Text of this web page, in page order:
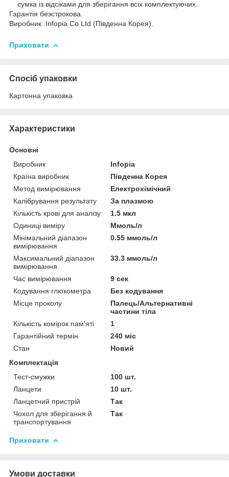
сумка із відсіками для зберігання всіх комплектуючих.
Гарантія безстрокова.
Виробник: Infopia Co Ltd (Південна Корея).
Приховати
Спосіб упаковки
Картонна упаковка
Характеристики
Основні
Виробник
Infopia
Країна виробник
Південна Корея
Метод вимірювання
Електрохімічний
Калібрування результату
За плазмою
Кількість крові для аналізу
1.5 мкл
Одиниці виміру
Ммоль/л
Мінімальний діапазон
вимірювання
0.55 ммоль/л
Максимальний діапазон
вимірювання
33.3 ммоль/л
Час вимірювання
9 сек
Кодування глюкометра
Без кодування
Місце проколу
Палець/Альтернативні
частини тіла
Кількість комірок пам'яті
1
Гарантійний термін
240 міс
Стан
Новий
Комплектація
Тест-смужки
100 шт.
Ланцети
10 шт.
Ланцетний пристрій
Так
Чохол для зберігання й
транспортування
Так
Приховати
Умови доставки